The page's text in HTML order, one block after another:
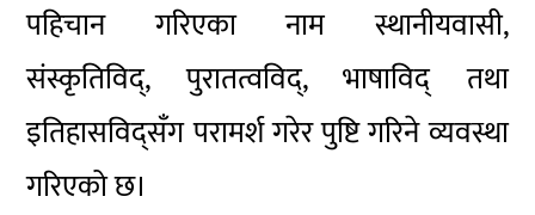
पहिचान गरिएका नाम स्थानीयवासी,
संस्कृतिविद्, पुरातत्वविद्, भाषाविद् तथा
इतिहासविद्सँग परामर्श गरेर पुष्टि गरिने व्यवस्था
गरिएको छ।